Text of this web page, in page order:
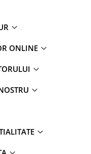
ONLINE